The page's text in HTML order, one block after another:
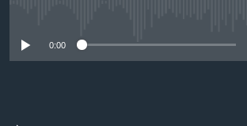
0:00